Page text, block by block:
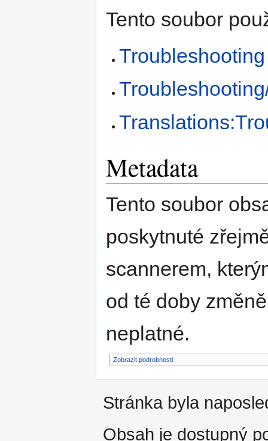
Tento soubor
Troubleshooting
Metadata
Tento soubor
poskytnuté
scannerem,
od té doby
neplatné.
Zobrazit podrobnosti
Stránka byla
Obsah je dostupný